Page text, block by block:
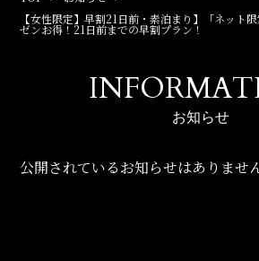
【女性限定】早割21日前・素泊まり】「ネット
ゼンお得！21日前までの早割プラン！
お知らせ
公開されているお知らせはありません